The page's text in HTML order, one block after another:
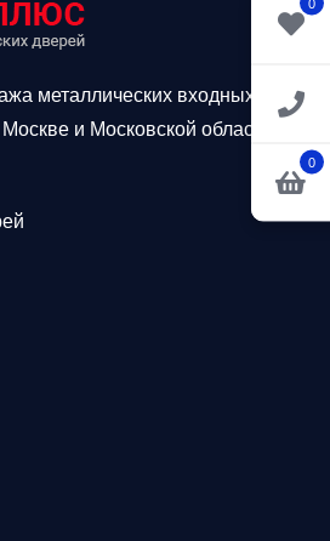
0
металлических входных
и Московской области.